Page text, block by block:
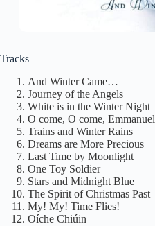
Tracks
And Winter Came…
Journey of the Angels
White is in the Winter Night
O come, O come, Emmanuel
Trains and Winter Rains
Dreams are More Precious
Last Time by Moonlight
One Toy Soldier
Stars and Midnight Blue
The Spirit of Christmas Past
My! My! Time Flies!
Oíche Chiúin